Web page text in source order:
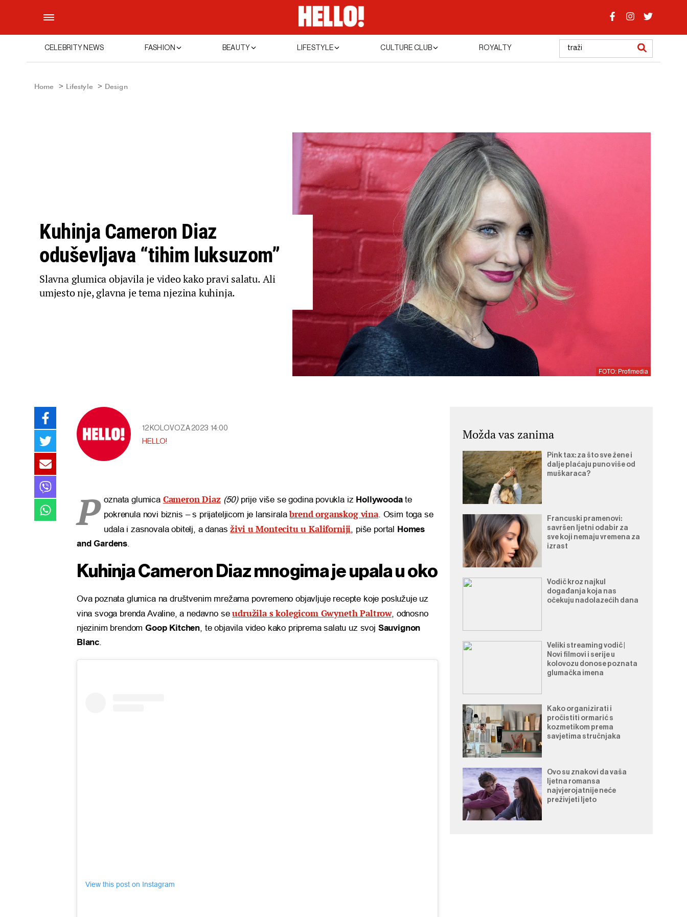
CELEBRITY NEWS FASHION BEAUTY LIFESTYLE CULTURE CLUB ROYALTY
Home Lifestyle Design
FOTO: Profimedia
Kuhinja Cameron Diaz
oduševljava “tihim luksuzom”
Slavna glumica objavila je video kako pravi salatu. Ali
umjesto nje, glavna je tema njezina kuhinja.
12 KOLOVOZA 2023 14:00
HELLO!
P oznata glumica Cameron Diaz (50)prije više se godina povukla iz Hollywoodate
pokrenula novi biznis – s prijateljicom je lansiralabrend organskog vina. Osim toga se
udala i zasnovala obitelj, a danasživi u Montecitu u Kaliforniji, piše portal
Homes
and Gardens.
Kuhinja Cameron Diaz mnogima je upala u oko
Ova poznata glumica na društvenim mrežama povremeno objavljuje recepte koje poslužuje uz
vina svoga brenda Avaline, a nedavno seudružila s kolegicom Gwyneth Paltrow, odnosno
njezinim brendomGoop Kitchen, te objavila video kako priprema salatu uz svoj Sauvignon
Blanc.
View this post on Instagram
Možda vas zanima
Pink tax: za što sve žene i
dalje plaćaju puno više od
muškaraca?
Francuski pramenovi:
savršen ljetni odabir za
sve koji nemaju vremena za
izrast
Vodič kroz najkul
događanja koja nas
očekuju nadolazećih dana
Veliki streaming vodič |
Novi filmovi i serije u
kolovozu donose poznata
glumačka imena
Kako organizirati i
pročistiti ormarić s
kozmetikom prema
savjetima stručnjaka
Ovo su znakovi da vaša
ljetna romansa
najvjerojatnije neće
preživjeti ljeto